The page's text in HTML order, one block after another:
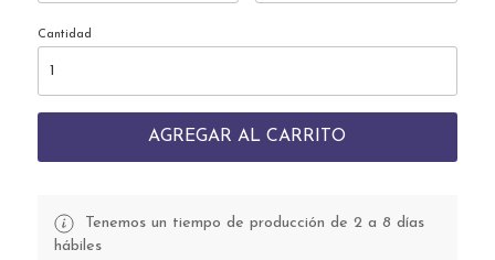
Cantidad
AGREGAR AL CARRITO
Tenemos un tiempo de producción de 2 a 8 días
hábiles